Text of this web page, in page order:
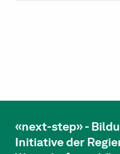
«next-step» -
Initiative der